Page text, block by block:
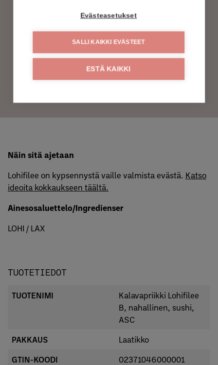
TOIVO TUOTETTA LÄHIMPÄÄN S-KAUPPAAN
TOIVO TUOTETTA LÄHIMPÄÄN K-KAUPPAAN
Näin sitä ajetaan
Lohifilee on kypsennystä vaille valmista evästä. Katso
ideoita kokkaukseen täältä.
Ainesosaluettelo/Ingredienser
LOHI / LAX
TUOTETIEDOT
TUOTENIMI
Kalavapriikki Lohifilee
B, nahallinen, sushi,
ASC
PAKKAUS Laatikko
GTIN-KOODI 02371046000001
Evästeasetukset
SALLI KAIKKI EVÄSTEET
ESTÄ KAIKKI